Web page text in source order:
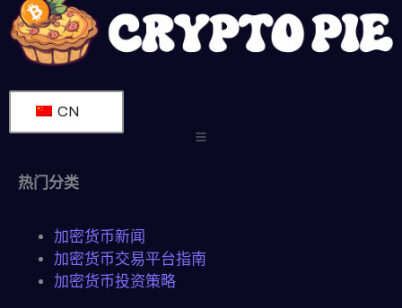
CN
热门分类
加密货币新闻
加密货币交易平台指南
加密货币投资策略